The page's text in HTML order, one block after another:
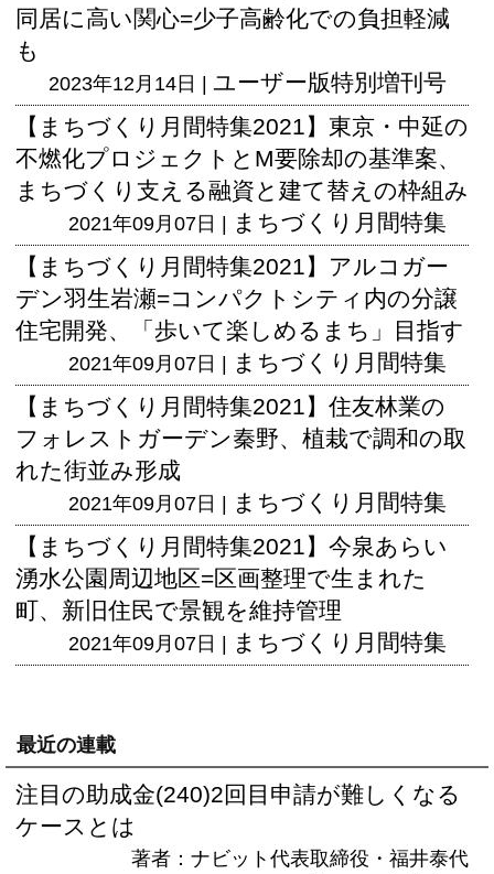
同居に高い関心=少子高齢化での負担軽減
も
2023年12月14日 | ユーザー版特別増刊号
【まちづくり月間特集2021】東京・中延の
不燃化プロジェクトとM要除却の基準案、
まちづくり支える融資と建て替えの枠組み
2021年09月07日 | まちづくり月間特集
【まちづくり月間特集2021】アルコガー
デン羽生岩瀬=コンパクトシティ内の分譲
住宅開発、「歩いて楽しめるまち」目指す
2021年09月07日 | まちづくり月間特集
【まちづくり月間特集2021】住友林業の
フォレストガーデン秦野、植栽で調和の取
れた街並み形成
2021年09月07日 | まちづくり月間特集
【まちづくり月間特集2021】今泉あらい
湧水公園周辺地区=区画整理で生まれた
町、新旧住民で景観を維持管理
2021年09月07日 | まちづくり月間特集
最近の連載
注目の助成金(240)2回目申請が難しくなる
ケースとは
著者：ナビット代表取締役・福井泰代